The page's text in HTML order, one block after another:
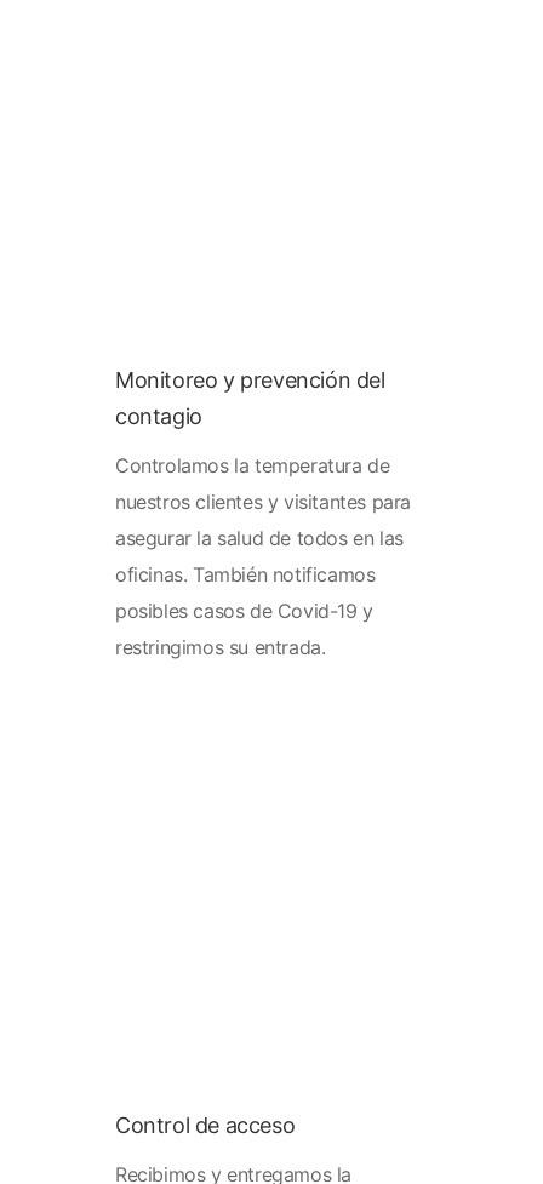
Monitoreo y prevención del
contagio
Controlamos la temperatura de
nuestros clientes y visitantes para
asegurar la salud de todos en las
oficinas. También notificamos
posibles casos de Covid-19 y
restringimos su entrada.
Control de acceso
Recibimos y entregamos la